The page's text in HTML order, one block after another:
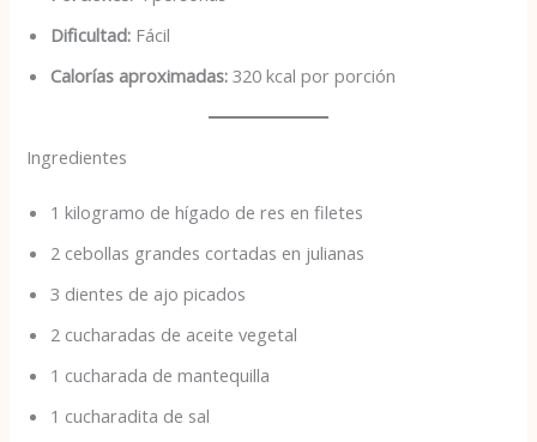
Dificultad: Fácil
Calorías aproximadas: 320 kcal por porción
Ingredientes
1 kilogramo de hígado de res en filetes
2 cebollas grandes cortadas en julianas
3 dientes de ajo picados
2 cucharadas de aceite vegetal
1 cucharada de mantequilla
1 cucharadita de sal